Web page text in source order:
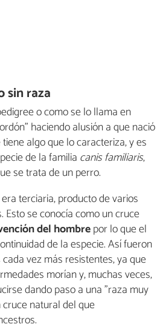
sin raza
o como se lo llama en
haciendo alusión a que nació
algo que lo caracteriza, y es
de la familia canis familiaris,
se trata de un perro.
terciaria, producto de varios
Esto se conocía como un cruce
del hombrepor lo que el
de la especie. Así fueron
vez más resistentes, ya que
morían y, muchas veces,
dando paso a una "raza muy
natural del que